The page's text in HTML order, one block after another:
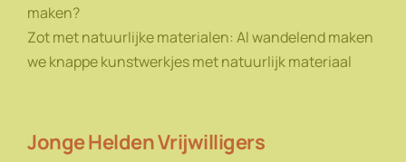
maken?
Zot met natuurlijke materialen: Al wandelend maken
we knappe kunstwerkjes met natuurlijk materiaal
Jonge Helden Vrijwilligers